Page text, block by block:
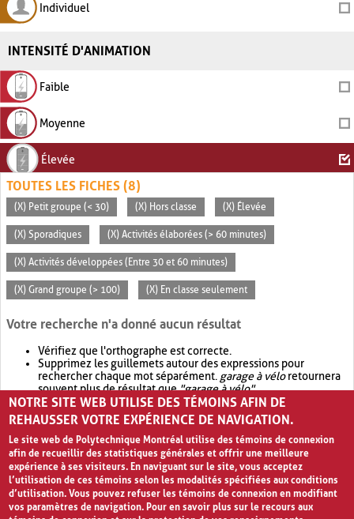
Individuel
INTENSITÉ D'ANIMATION
Faible
Moyenne
Élevée
TOUTES LES FICHES (8)
(X) Petit groupe (< 30) (X) Hors classe (X) Élevée
(X) Sporadiques (X) Activités élaborées (> 60 minutes)
(X) Activités développées (Entre 30 et 60 minutes)
(X) Grand groupe (> 100) (X) En classe seulement
Votre recherche n'a donné aucun résultat
Vérifiez que l'orthographe est correcte.
Supprimez les guillemets autour des expressions pour
rechercher chaque mot séparément. garage à véloretournera
souvent plus de résultat que"garage à vélo".
Envisagez d'élargir votre recherche avec OR.garage OR vélo
retournera souvent plus de résultat quegarage à vélo
NOTRE SITE WEB UTILISE DES TÉMOINS AFIN DE
REHAUSSER VOTRE EXPÉRIENCE DE NAVIGATION.
Le site web de Polytechnique Montréal utilise des témoins de connexion
afin de recueillir des statistiques générales et offrir une meilleure
expérience à ses visiteurs. En naviguant sur le site, vous acceptez
l’utilisation de ces témoins selon les modalités spécifiées aux conditions
d’utilisation. Vous pouvez refuser les témoins de connexion en modifiant
vos paramètres de navigation. Pour en savoir plus sur le recours aux